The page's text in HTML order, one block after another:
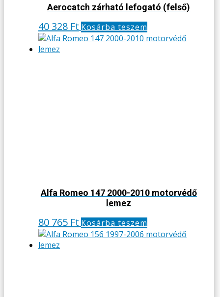
Aerocatch zárható lefogató (felső)
40 328 Ft Kosárba teszem
Alfa Romeo 147 2000-2010 motorvédő
lemez
80 765 Ft Kosárba teszem